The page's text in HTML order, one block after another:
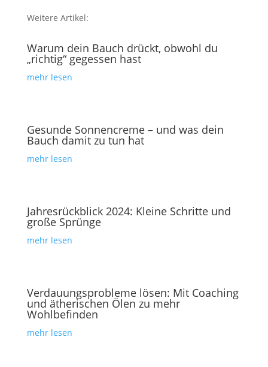
Weitere Artikel:
Warum dein Bauch drückt, obwohl du
„richtig“ gegessen hast
mehr lesen
Gesunde Sonnencreme – und was dein
Bauch damit zu tun hat
mehr lesen
Jahresrückblick 2024: Kleine Schritte und
große Sprünge
mehr lesen
Verdauungsprobleme lösen: Mit Coaching
und ätherischen Ölen zu mehr
Wohlbefinden
mehr lesen